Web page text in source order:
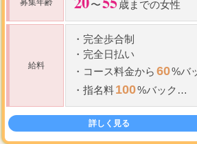
募集年齢 〜 歳までの女性
給料
・ 完全歩合制
・ 完全日払い
・ コース料金から 60%バ
・ 指名料100%バック
雑費、割引などは店側の
新人期間は待機保障あり
詳しく見る